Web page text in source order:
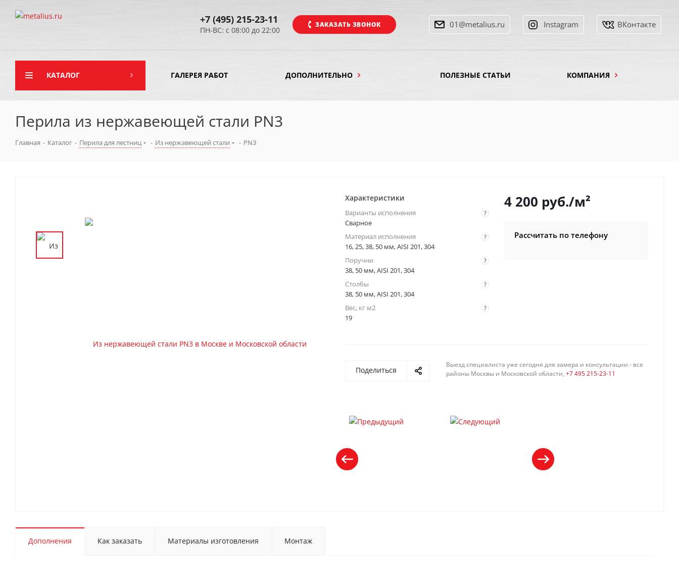
ЗАКАЗАТЬ ЗВОНОК 01@metalius.ru Instagram ВКонтакте
+7 (495) 215-23-11
ПН-ВС: с 08:00 до 22:00
КАТАЛОГ ГАЛЕРЕЯ РАБОТ ДОПОЛНИТЕЛЬНО ПОЛЕЗНЫЕ СТАТЬИ КОМПАНИЯ
Перила из нержавеющей стали PN3
Главная - Каталог - Перила для лестниц - Из нержавеющей стали - PN3
Характеристики
?
Варианты исполнения
Сварное
?
Материал исполнения
16, 25, 38, 50 мм, AISI 201, 304
?
Поручни
38, 50 мм, AISI 201, 304
?
Столбы
38, 50 мм, AISI 201, 304
?
Вес, кг м2
19
4 200 руб./м²
Рассчитать по телефону
Поделиться
Выезд специалиста уже сегодня для замера и консультации - все
районы Москвы и Московской области, +7 495 215-23-11
Дополнения Как заказать Материалы изготовления Монтаж